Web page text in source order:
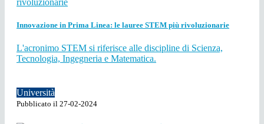
Innovazione in Prima Linea: le lauree STEM più rivoluzionarie
L'acronimo STEM si riferisce alle discipline di Scienza,
Tecnologia, Ingegneria e Matematica.
Università
Pubblicato il 27-02-2024